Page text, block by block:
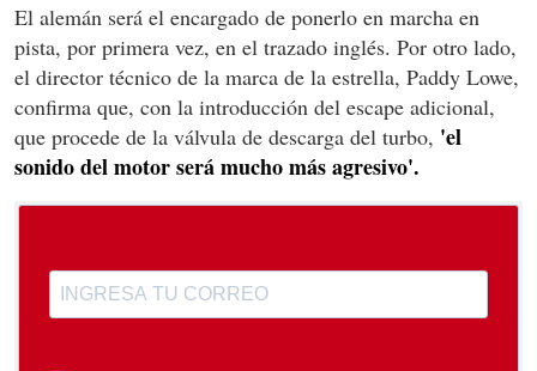
El alemán será el encargado de ponerlo en marcha en
pista, por primera vez, en el trazado inglés. Por otro lado,
el director técnico de la marca de la estrella, Paddy Lowe,
confirma que, con la introducción del escape adicional,
que procede de la válvula de descarga del turbo, 'el
sonido del motor será mucho más agresivo'.